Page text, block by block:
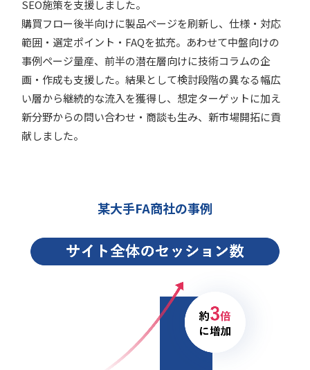
SEO施策を支援しました。
購買フロー後半向けに製品ページを刷新し、仕様・対応
範囲・選定ポイント・FAQを拡充。あわせて中盤向けの
事例ページ量産、前半の潜在層向けに技術コラムの企
画・作成も支援した。結果として検討段階の異なる幅広
い層から継続的な流入を獲得し、想定ターゲットに加え
新分野からの問い合わせ・商談も生み、新市場開拓に貢
献しました。
某大手FA商社の事例